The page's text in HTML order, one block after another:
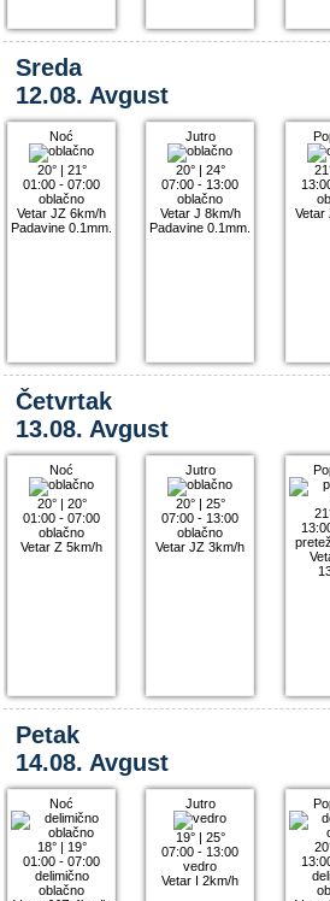
Sreda
12.08. Avgust
Noć
20°| 21°
01:00 - 07:00
oblačno
Vetar JZ 6km/h
Padavine 0.1mm.
Jutro
20°| 24°
07:00 - 13:00
oblačno
Vetar J 8km/h
Padavine 0.1mm.
Vetar
Četvrtak
13.08. Avgust
Noć
20°| 20°
01:00 - 07:00
oblačno
Vetar Z 5km/h
Jutro
20°| 25°
07:00 - 13:00
oblačno
Vetar JZ 3km/h
Petak
14.08. Avgust
Noć
18°| 19°
01:00 - 07:00
delimično
oblačno
Jutro
19°| 25°
07:00 - 13:00
vedro
Vetar I 2km/h